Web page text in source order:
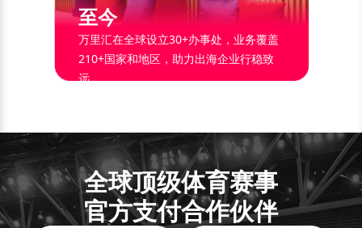
至今
万里汇在全球设立30+办事处，业务覆盖
210+国家和地区，助力出海企业行稳致
远
全球顶级体育赛事
官方支付合作伙伴